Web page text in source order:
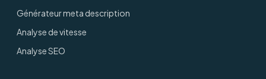
Générateur meta description
Analyse de vitesse
Analyse SEO